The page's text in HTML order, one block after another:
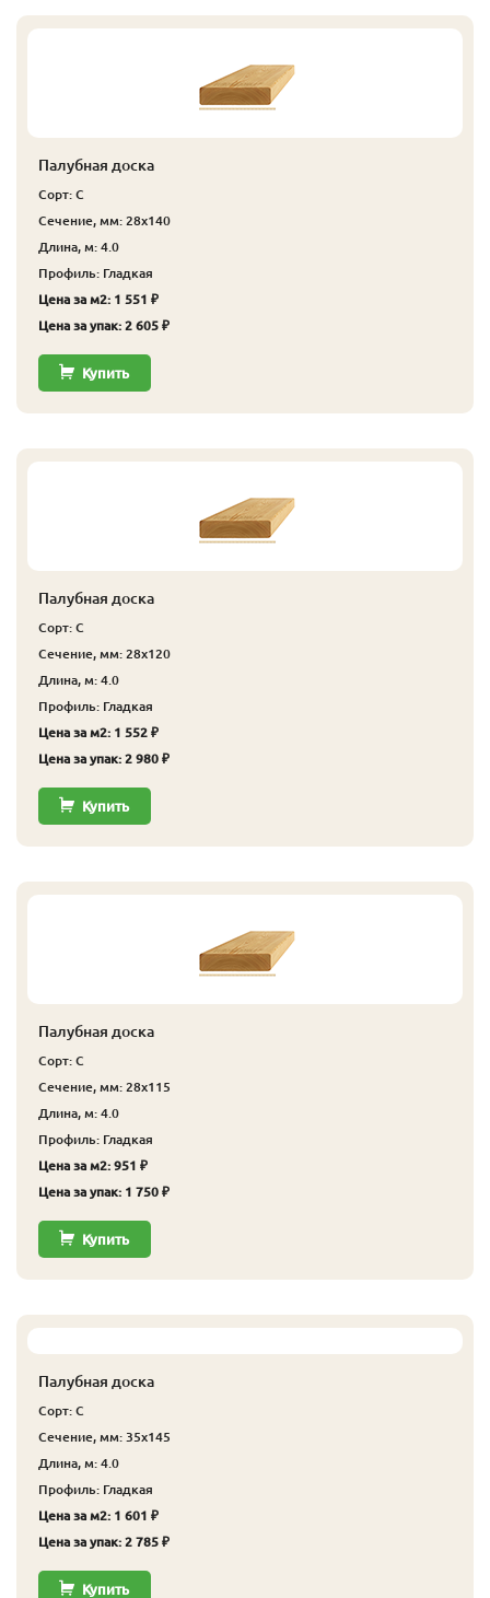
Палубная доска
Сорт: С
Сечение, мм: 28x140
Длина, м: 4.0
Профиль: Гладкая
Цена за м2: 1 551 ₽
Цена за упак: 2 605 ₽
Купить
Палубная доска
Сорт: С
Сечение, мм: 28x120
Длина, м: 4.0
Профиль: Гладкая
Цена за м2: 1 552 ₽
Цена за упак: 2 980 ₽
Купить
Палубная доска
Сорт: С
Сечение, мм: 28x115
Длина, м: 4.0
Профиль: Гладкая
Цена за м2: 951 ₽
Цена за упак: 1 750 ₽
Купить
Палубная доска
Сорт: С
Сечение, мм: 35x145
Длина, м: 4.0
Профиль: Гладкая
Цена за м2: 1 601 ₽
Цена за упак: 2 785 ₽
Купить